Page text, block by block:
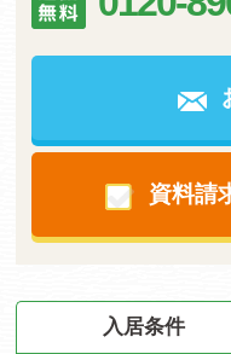
資料請
入居条件